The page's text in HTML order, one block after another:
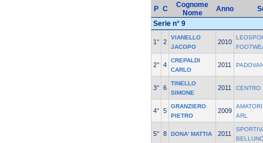
P C
Cognome
Nome
Anno
Serie n° 9
1° 2
VIANELLO
JACOPO
2010
2° 4
CREPALDI
CARLO
2011
3° 6
TINELLO
SIMONE
2011 CENTRO
4° 5
GRANZIERO
PIETRO
2009
ARL
5° 8 DONA' MATTIA 2011